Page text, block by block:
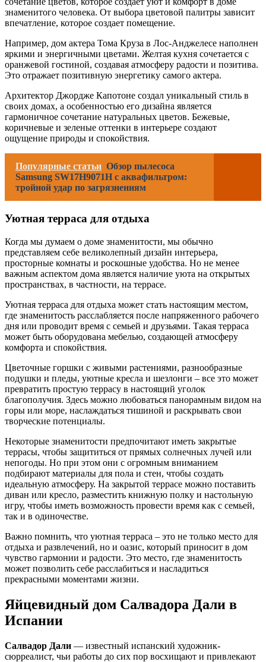
знаменитого человека. От выбора цветовой палитры зависит
впечатление, которое создает помещение.
Например, дом актера Тома Круза в Лос-Анджелесе наполнен
яркими и энергичными цветами. Желтая кухня сочетается с
оранжевой гостиной, создавая атмосферу радости и позитива.
Это отражает позитивную энергетику самого актера.
Архитектор Джордже Капотоне создал уникальный стиль в
своих домах, а особенностью его дизайна является
гармоничное сочетание натуральных цветов. Бежевые,
коричневые и зеленые оттенки в интерьере создают
ощущение природы и спокойствия.
Популярные статьи Обзор пылесоса
Samsung SW17H9071H с аквафильтром:
тройной удар по загрязнениям
Уютная терраса для отдыха
Когда мы думаем о доме знаменитости, мы обычно
представляем себе великолепный дизайн интерьера,
просторные комнаты и роскошные удобства. Но не менее
важным аспектом дома является наличие уюта на открытых
пространствах, в частности, на террасе.
Уютная терраса для отдыха может стать настоящим местом,
где знаменитость расслабляется после напряженного рабочего
дня или проводит время с семьей и друзьями. Такая терраса
может быть оборудована мебелью, создающей атмосферу
комфорта и спокойствия.
Цветочные горшки с живыми растениями, разнообразные
подушки и пледы, уютные кресла и шезлонги – все это может
превратить простую террасу в настоящий уголок
благополучия. Здесь можно любоваться панорамным видом на
горы или море, наслаждаться тишиной и раскрывать свои
творческие потенциалы.
Некоторые знаменитости предпочитают иметь закрытые
террасы, чтобы защититься от прямых солнечных лучей или
непогоды. Но при этом они с огромным вниманием
подбирают материалы для пола и стен, чтобы создать
идеальную атмосферу. На закрытой террасе можно поставить
диван или кресло, разместить книжную полку и настольную
игру, чтобы иметь возможность провести время как с семьей,
так и в одиночестве.
Важно помнить, что уютная терраса – это не только место для
отдыха и развлечений, но и оазис, который приносит в дом
чувство гармонии и радости. Это место, где знаменитость
может позволить себе расслабиться и насладиться
прекрасными моментами жизни.
Яйцевидный дом Салвадора Дали в
Испании
Салвадор Дали — известный испанский художник-
сюрреалист, чьи работы до сих пор восхищают и привлекают